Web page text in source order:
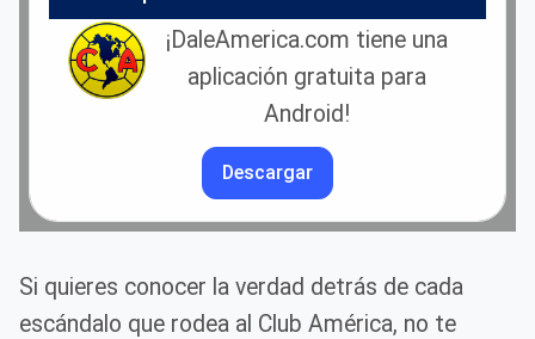
¡DaleAmerica.com tiene una
aplicación gratuita para
Android!
Descargar
Si quieres conocer la verdad detrás de cada
escándalo que rodea al Club América, no te